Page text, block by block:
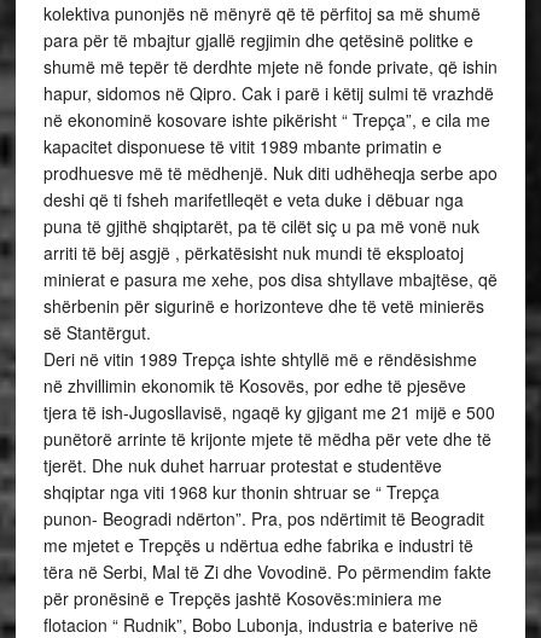
kolektiva punonjës në mënyrë që të përfitoj sa më shumë
para për të mbajtur gjallë regjimin dhe qetësinë politke e
shumë më tepër të derdhte mjete në fonde private, që ishin
hapur, sidomos në Qipro. Cak i parë i këtij sulmi të vrazhdë
në ekonominë kosovare ishte pikërisht “ Trepça”, e cila me
kapacitet disponuese të vitit 1989 mbante primatin e
prodhuesve më të mëdhenjë. Nuk diti udhëheqja serbe apo
deshi që ti fsheh marifetlleqët e veta duke i dëbuar nga
puna të gjithë shqiptarët, pa të cilët siç u pa më vonë nuk
arriti të bëj asgjë , përkatësisht nuk mundi të eksploatoj
minierat e pasura me xehe, pos disa shtyllave mbajtëse, që
shërbenin për sigurinë e horizonteve dhe të vetë minierës
së Stantërgut.
Deri në vitin 1989 Trepça ishte shtyllë më e rëndësishme
në zhvillimin ekonomik të Kosovës, por edhe të pjesëve
tjera të ish-Jugosllavisë, ngaqë ky gjigant me 21 mijë e 500
punëtorë arrinte të krijonte mjete të mëdha për vete dhe të
tjerët. Dhe nuk duhet harruar protestat e studentëve
shqiptar nga viti 1968 kur thonin shtruar se “ Trepça
punon- Beogradi ndërton”. Pra, pos ndërtimit të Beogradit
me mjetet e Trepçës u ndërtua edhe fabrika e industri të
tëra në Serbi, Mal të Zi dhe Vovodinë. Po përmendim fakte
për pronësinë e Trepçës jashtë Kosovës:miniera me
flotacion “ Rudnik”, Bobo Lubonja, industria e baterive në